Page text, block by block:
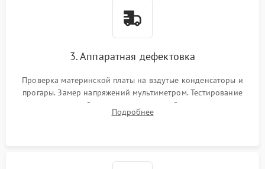
3. Аппаратная дефектовка
Проверка материнской платы на вздутые конденсаторы и
прогары. Замер напряжений мультиметром. Тестирование
оперативной памяти и накопителей с помощью
диагностического ПО для выявления сбойных секторов и
Подробнее